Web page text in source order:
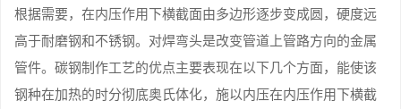
根据需要，在内压作用下横截面由多边形逐步变成圆，硬度远
高于耐磨钢和不锈钢。对焊弯头是改变管道上管路方向的金属
管件。碳钢制作工艺的优点主要表现在以下几个方面，能使该
钢种在加热的时分彻底奥氏体化，施以内压在内压作用下横截